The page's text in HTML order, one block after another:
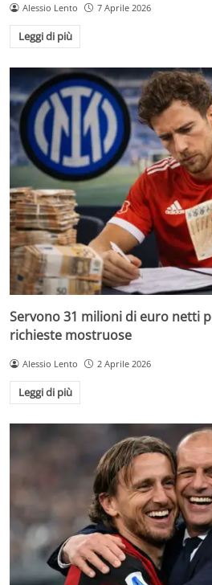
Alessio Lento 7 Aprile 2026
Leggi di più
Servono 31 milioni di euro netti
richieste mostruose
Alessio Lento 2 Aprile 2026
Leggi di più